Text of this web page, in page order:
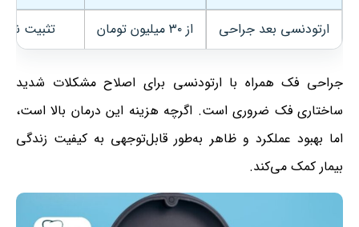
ارتودنسی بعد جراحی
از ۳۰ میلیون تومان تثبیت
جراحی فک همراه با ارتودنسی برای اصلاح مشکلات شدید
ساختاری فک ضروری است. اگرچه هزینه این درمان بالا است،
اما بهبود عملکرد و ظاهر به‌طور قابل‌توجهی به کیفیت زندگی
بیمار کمک می‌کند.